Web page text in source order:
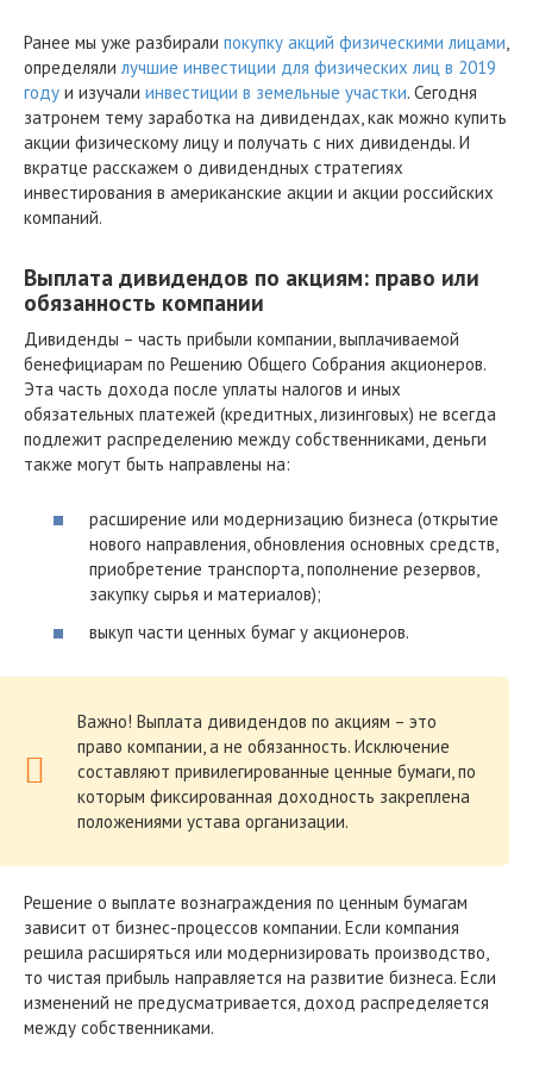
Ранее мы уже разбирали покупку акций физическими лицами,
определяли лучшие инвестиции для физических лиц в 2019
году и изучали инвестиции в земельные участки. Сегодня
затронем тему заработка на дивидендах, как можно купить
акции физическому лицу и получать с них дивиденды. И
вкратце расскажем о дивидендных стратегиях
инвестирования в американские акции и акции российских
компаний.
Выплата дивидендов по акциям: право или
обязанность компании
Дивиденды – часть прибыли компании, выплачиваемой
бенефициарам по Решению Общего Собрания акционеров.
Эта часть дохода после уплаты налогов и иных
обязательных платежей (кредитных, лизинговых) не всегда
подлежит распределению между собственниками, деньги
также могут быть направлены на:
расширение или модернизацию бизнеса (открытие
нового направления, обновления основных средств,
приобретение транспорта, пополнение резервов,
закупку сырья и материалов);
выкуп части ценных бумаг у акционеров.
Важно! Выплата дивидендов по акциям – это
право компании, а не обязанность. Исключение
составляют привилегированные ценные бумаги, по
которым фиксированная доходность закреплена
положениями устава организации.
Решение о выплате вознаграждения по ценным бумагам
зависит от бизнес-процессов компании. Если компания
решила расширяться или модернизировать производство,
то чистая прибыль направляется на развитие бизнеса. Если
изменений не предусматривается, доход распределяется
между собственниками.